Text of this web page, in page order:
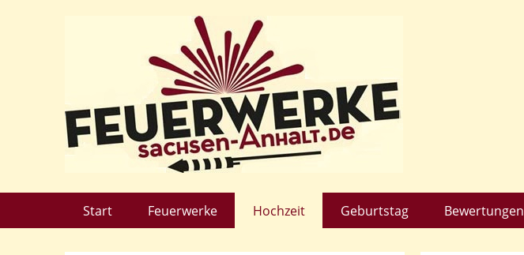
Start Feuerwerke Hochzeit Geburtstag Bewertungen